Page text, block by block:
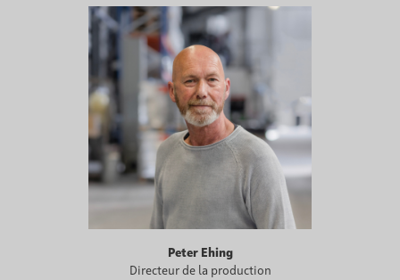
Peter Ehing
Directeur de la production